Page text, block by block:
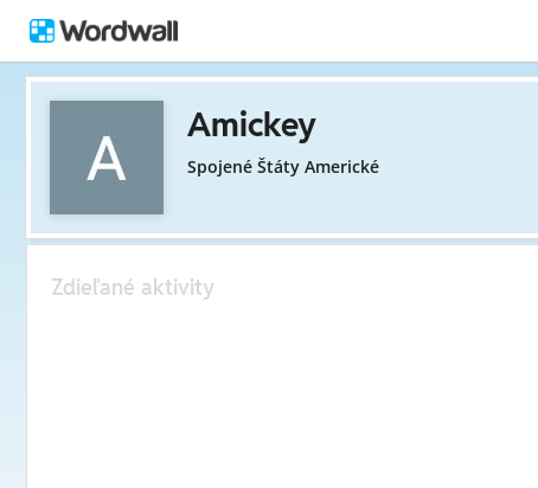
Amickey
Spojené Štáty Americké
Zdieľané aktivity